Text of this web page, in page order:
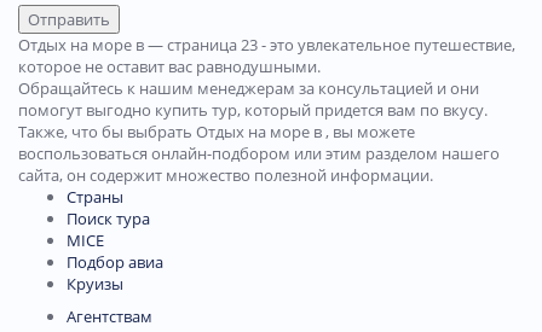
Отправить
Отдых на море в — страница 23 - это увлекательное путешествие,
которое не оставит вас равнодушными.
Обращайтесь к нашим менеджерам за консультацией и они
помогут выгодно купить тур, который придется вам по вкусу.
Также, что бы выбрать Отдых на море в , вы можете
воспользоваться онлайн-подбором или этим разделом нашего
сайта, он содержит множество полезной информации.
Страны
Поиск тура
MICE
Подбор авиа
Круизы
Агентствам